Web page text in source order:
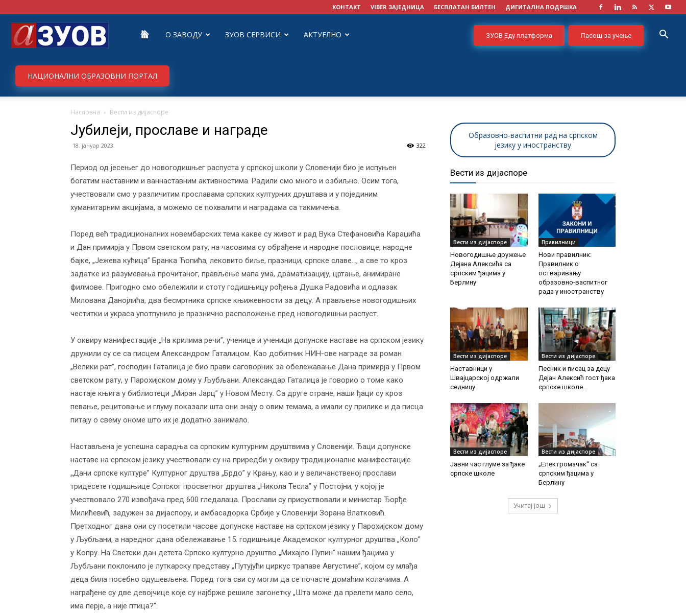
КОНТАКТ VIBER ЗАЈЕДНИЦА БЕСПЛАТАН БИЛТЕН ДИГИТАЛНА ПОДРШКА
ЗУОВ Еду платформа Пасош за учење
за
унапређивање
и
васпитања
О ЗАВОДУ ЗУОВ СЕРВИСИ АКТУЕЛНО
НАЦИОНАЛНИ ОБРАЗОВНИ ПОРТАЛ
Насловна Вести из дијаспоре
Јубилеји, прославе и награде
18. јануар 2023. 322
Период од јесењег до новогодишњег распуста у српској школи у Словенији био је испуњен
богатим наставним и ваннаставним активностима. Радили смо много и озбиљно. Осим тога,
учествовали смо у различитим прославама српских културних друштава и у појединим
хуманитарним акцијама, а можемо се похвалити и наградама са такмичења.
Поред већ традиционалних новембарских тема какве су живот и рад Вука Стефановића Караџића
и Дан примирја у Првом светском рату, на часовима су обрађене и народне пословице, народне
бајке, „Јежева кућица” Бранка Ћопића, лековито биље, празници, српске славе…, а све то кроз
задатке из разумевања прочитаног, прављење мапа ума, драматизацију, цртање, анимиране
филмове. Пригодно смо обележили и стоту годишњицу рођења Душка Радовића и одлазак
Милована Данојлића, два бесмртника српске књижевности за децу. А прављење новогодишњих
честитки и украса употпунило је празнично расположење пред новогодишњи распуст.
У оквиру манифестације „На крилима речи”, ученице и ученици допунске наставе на српском језику
дружили су се са писцем Александром Гаталицом. Као добитник НИН-ове награде за роман
„Велики рат”, господин Гаталица је био прави саговорник за обележавање Дана примирја у Првом
светском рату, у Парохијском дому у Љубљани. Александар Гаталица је говорио о томе како
настаје књига у библиотеци „Миран Јарц” у Новом Месту. Са друге стране, наши ђаци су кроз
певање, рецитовање и глуму показали шта они знају о овим темама, а имали су прилике и да писца
питају о свему ономе што их је додатно занимало.
Настављена је успешна сарадња са српским културним друштвима у Словенији. Ђаци допунске
наставе на српском језику учествовали су на приредби у оквиру традиционалне манифестације
„Дани српске културе” Културног друштва „Брдо” у Крању, као и у величанственој прослави
тридесете годишњице Српског просветног друштва „Никола Тесла” у Постојни, у којој је
учествовало 270 извођача пред 600 гледалаца. Прослави су присуствовали и министар Ђорђе
Милићевић, задужен за дијаспору, и амбасадорка Србије у Словенији Зорана Влатковић.
Претходног дана они су посетили часове допунске наставе на српском језику у Парохијском дому
у Љубљани, а наредног дана обележавање 15. годишњице Академског културног друштва „Коло”
у Копру. На Светски дан детета Српско културно друштво „Михајло Пупин” нашим ђацима у
Љубљани поклонило је луткарску представу „Путујући циркус трапаве Августине”, којом су млађа
деца била посебно одушевљена. Поред тога сви су могли да се почасте домаћим колачима. А
награђене су две девојчице које су најбрже решиле загонетку „Шта може да прелети мало село,
има перје, а није птица?”.
Образовно-васпитни рад на српском
језику у иностранству
Вести из дијаспоре
Вести из дијаспоре
Новогодишње дружење
Дејана Алексића са
српским ђацима у
Берлину
Правилници
Нови правилник:
Правилник о
остваривању
образовно-васпитног
рада у иностранству
Вести из дијаспоре
Наставници у
Швајцарској одржали
седницу
Вести из дијаспоре
Песник и писац за децу
Дејан Алексић гост ђака
српске школе...
Вести из дијаспоре
Јавни час глуме за ђаке
српске школе
Вести из дијаспоре
„Електромачак“ са
српским ђацима у
Берлину
Учитај још